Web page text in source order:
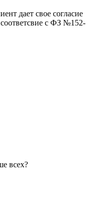
дает свое согласие
с ФЗ №152-
всех?